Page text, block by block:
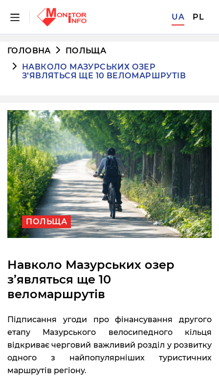
UA PL
ГОЛОВНА
ПОЛЬЩА
НАВКОЛО МАЗУРСЬКИХ ОЗЕР
З’ЯВЛЯТЬСЯ ЩЕ 10 ВЕЛОМАРШРУТІВ
ПОЛЬЩА
Навколо Мазурських озер
з’являться ще 10
веломаршрутів
Підписання угоди про фінансування другого
етапу Мазурського велосипедного кільця
відкриває черговий важливий розділ у розвитку
одного з найпопулярніших туристичних
маршрутів регіону.